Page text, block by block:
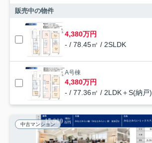
販売中の物件
4,380万円
- / 78.45㎡ / 2SLDK
A号棟
4,380万円
- / 77.36㎡ / 2LDK＋S(納戸)
中古マンション